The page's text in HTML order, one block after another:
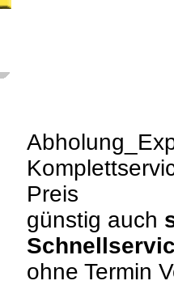
Preis
günstig auch
ohne Termin